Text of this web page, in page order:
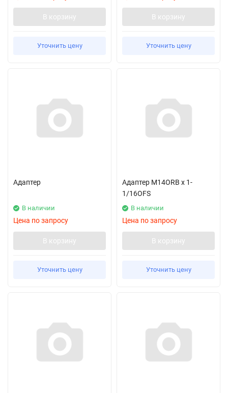
В корзину
Уточнить цену
В корзину
Уточнить цену
Адаптер
В наличии
Цена по запросу
В корзину
Уточнить цену
Адаптер M14ORB x 1-
1/16OFS
В наличии
Цена по запросу
В корзину
Уточнить цену